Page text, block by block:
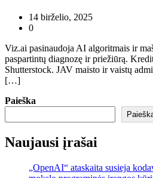
14 birželio, 2025
0
Viz.ai pasinaudoja AI algoritmais ir
paspartintų diagnozę ir priežiūrą.
Shutterstock. JAV maisto ir vaistų
[…]
Paieška
Naujausi įrašai
„OpenAI“ ataskaita susieja